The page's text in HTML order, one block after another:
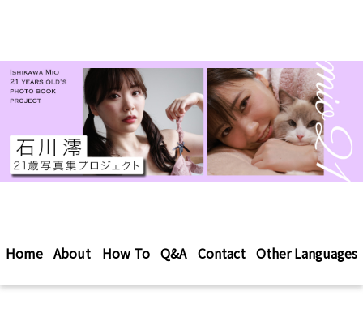
Home About How To Q&A Contact Other Languages